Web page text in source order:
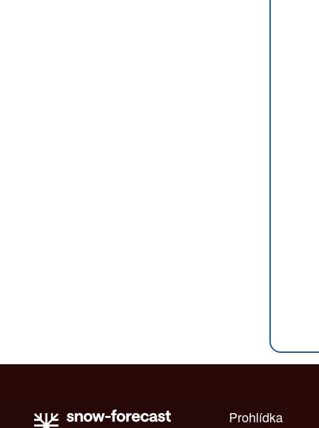
Prohlídka